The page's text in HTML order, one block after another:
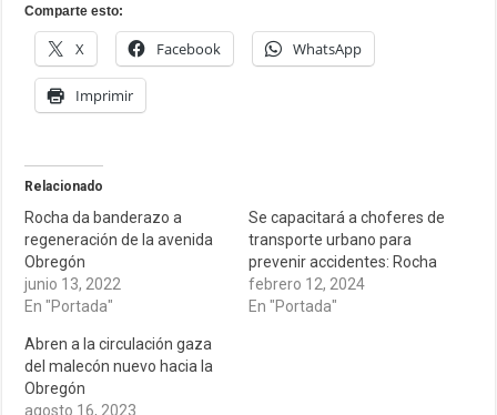
Comparte esto:
X Facebook WhatsApp
Imprimir
Relacionado
Rocha da banderazo a
regeneración de la avenida
Obregón
junio 13, 2022
En "Portada"
Se capacitará a choferes de
transporte urbano para
prevenir accidentes: Rocha
febrero 12, 2024
En "Portada"
Abren a la circulación gaza
del malecón nuevo hacia la
Obregón
agosto 16, 2023